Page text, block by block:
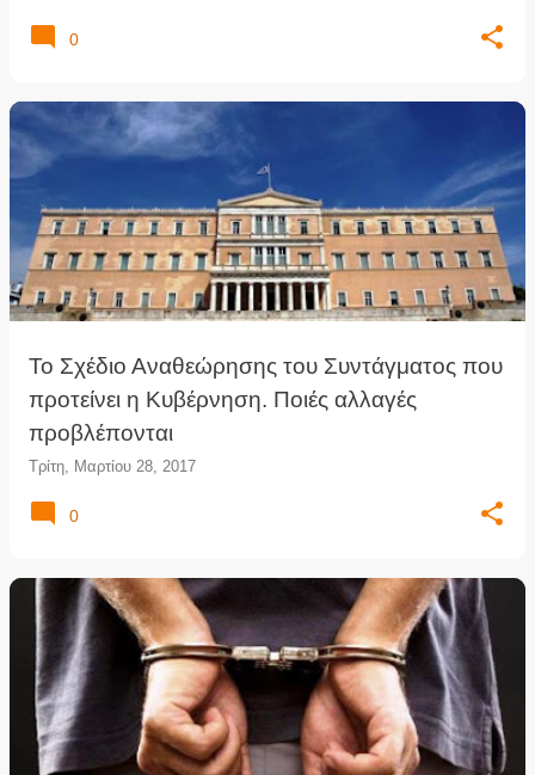
0
Το Σχέδιο Αναθεώρησης του Συντάγματος που
προτείνει η Κυβέρνηση. Ποιές αλλαγές
προβλέπονται
Τρίτη, Μαρτίου 28, 2017
0